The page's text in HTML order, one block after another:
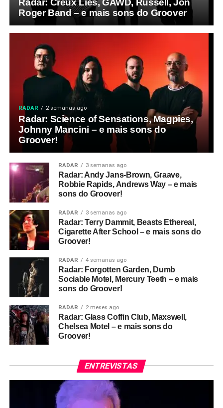
Radar: Creux Lies, GAWD, Russell, Jon
Roger Band – e mais sons do Groover
RADAR 2 semanas ago
Radar: Science of Sensations, Magpies,
Johnny Mancini – e mais sons do
Groover!
RADAR 3 semanas ago
Radar: Andy Jans-Brown, Graave,
Robbie Rapids, Andrews Way – e mais
sons do Groover!
RADAR 3 semanas ago
Radar: Terry Dammit, Beasts Ethereal,
Cigarette After School – e mais sons do
Groover!
RADAR 4 semanas ago
Radar: Forgotten Garden, Dumb
Sociable Motel, Mercury Teeth – e mais
sons do Groover!
RADAR 2 meses ago
Radar: Glass Coffin Club, Maxswell,
Chelsea Motel – e mais sons do
Groover!
ENTREVISTAS